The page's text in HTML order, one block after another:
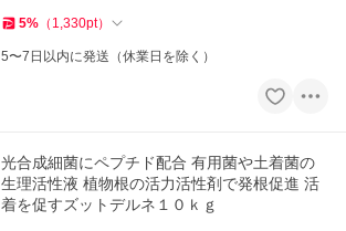
5% （ 1,330pt）
5〜7日以内に発送（休業日を除く）
光合成細菌にペプチド配合 有用菌や土着菌の
生理活性液 植物根の活力活性剤で発根促進 活
着を促すズットデルネ１０ｋｇ